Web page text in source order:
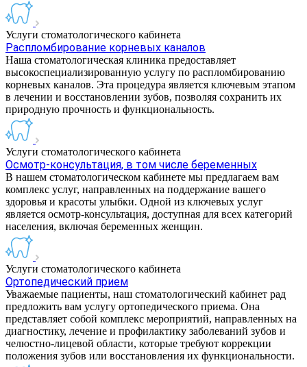
Услуги стоматологического кабинета
Распломбирование корневых каналов
Наша стоматологическая клиника предоставляет
высокоспециализированную услугу по распломбированию
корневых каналов. Эта процедура является ключевым этапом
в лечении и восстановлении зубов, позволяя сохранить их
природную прочность и функциональность.
Услуги стоматологического кабинета
Осмотр-консультация, в том числе беременных
В нашем стоматологическом кабинете мы предлагаем вам
комплекс услуг, направленных на поддержание вашего
здоровья и красоты улыбки. Одной из ключевых услуг
является осмотр-консультация, доступная для всех категорий
населения, включая беременных женщин.
Услуги стоматологического кабинета
Ортопедический прием
Уважаемые пациенты, наш стоматологический кабинет рад
предложить вам услугу ортопедического приема. Она
представляет собой комплекс мероприятий, направленных на
диагностику, лечение и профилактику заболеваний зубов и
челюстно-лицевой области, которые требуют коррекции
положения зубов или восстановления их функциональности.